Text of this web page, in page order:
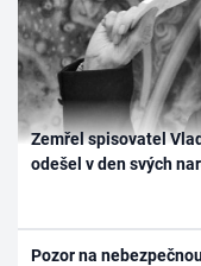
Zemřel spisovatel
odešel v den svých
Pozor na